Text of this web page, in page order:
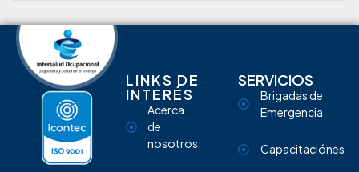
LINKS DE
INTERÉS
Acerca
de
nosotros
SERVICIOS
Brigadas de
Emergencia
Capacitaciónes